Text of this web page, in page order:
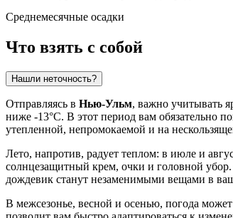
Среднемесячные осадки
Что взять с собой
Нашли неточность?
Отправляясь в Нью-Ульм, важно учитывать
ниже -13°C. В этот период вам обязательно
утепленной, непромокаемой и на
Лето, напротив, радует теплом: в июле и
солнцезащитный крем, очки и головной
дождевик станут незаменимыми вещами в
В межсезонье, весной и осенью, погода